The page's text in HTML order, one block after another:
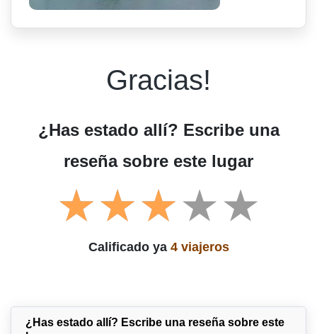
Gracias!
¿Has estado allí? Escribe una
reseña sobre este lugar
Calificado ya 4 viajeros
¿Has estado allí? Escribe una reseña sobre este